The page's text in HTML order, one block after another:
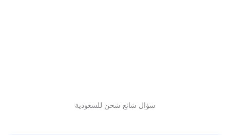
سؤال شائع شحن للسعودية